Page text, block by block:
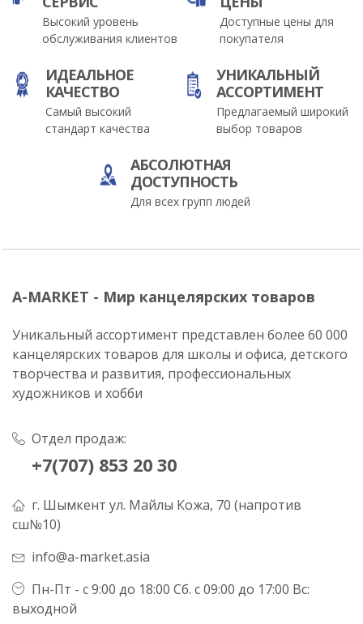
Высокий уровень
обслуживания клиентов
Доступные цены для
покупателя
ИДЕАЛЬНОЕ
КАЧЕСТВО
Самый высокий
стандарт качества
УНИКАЛЬНЫЙ
АССОРТИМЕНТ
Предлагаемый широкий
выбор товаров
АБСОЛЮТНАЯ
ДОСТУПНОСТЬ
Для всех групп людей
A-MARKET - Мир канцелярских товаров
Уникальный ассортимент представлен более 60 000
канцелярских товаров для школы и офиса, детского
творчества и развития, профессиональных
художников и хобби
Отдел продаж:
+7(707) 853 20 30
г. Шымкент ул. Майлы Кожа, 70 (напротив
сш№10)
info@a-market.asia
Пн-Пт - с 9:00 до 18:00 Сб. с 09:00 до 17:00 Вс:
выходной